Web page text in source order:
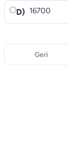
D) 16700
Geri